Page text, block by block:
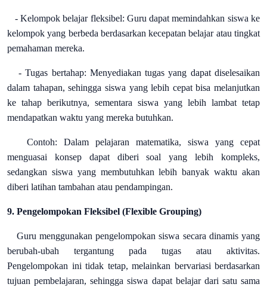
- Kelompok belajar fleksibel: Guru dapat memindahkan siswa ke
kelompok yang berbeda berdasarkan kecepatan belajar atau tingkat
pemahaman mereka.
- Tugas bertahap: Menyediakan tugas yang dapat diselesaikan
dalam tahapan, sehingga siswa yang lebih cepat bisa melanjutkan
ke tahap berikutnya, sementara siswa yang lebih lambat tetap
mendapatkan waktu yang mereka butuhkan.
Contoh: Dalam pelajaran matematika, siswa yang cepat
menguasai konsep dapat diberi soal yang lebih kompleks,
sedangkan siswa yang membutuhkan lebih banyak waktu akan
diberi latihan tambahan atau pendampingan.
9. Pengelompokan Fleksibel (Flexible Grouping)
Guru menggunakan pengelompokan siswa secara dinamis yang
berubah-ubah tergantung pada tugas atau aktivitas.
Pengelompokan ini tidak tetap, melainkan bervariasi berdasarkan
tujuan pembelajaran, sehingga siswa dapat belajar dari satu sama